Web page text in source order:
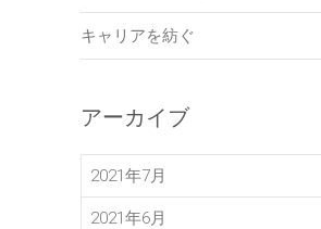
キャリアを紡ぐ
アーカイブ
2021年7月
2021年6月